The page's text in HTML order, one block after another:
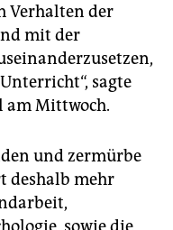
Verhalten der
mit der
sagte
am Mittwoch.
und zermürbe
deshalb mehr